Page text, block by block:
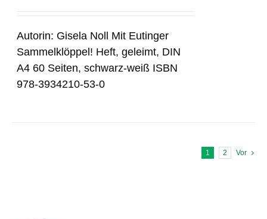
Autorin: Gisela Noll Mit Eutinger
Sammelklöppel! Heft, geleimt, DIN
A4 60 Seiten, schwarz-weiß ISBN
978-3934210-53-0
1 2 Vor